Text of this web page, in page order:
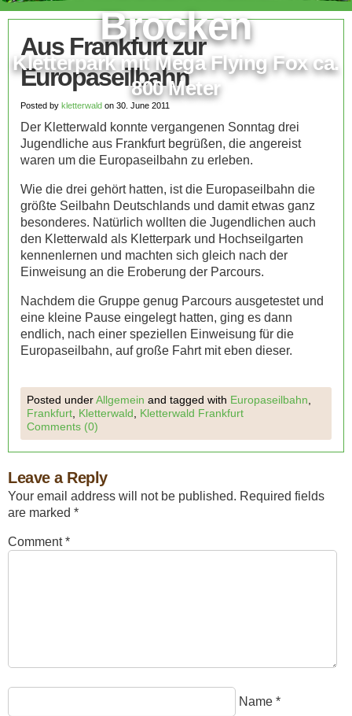
Brocken
Kletterpark mit Mega Flying Fox ca.
800 Meter
Aus Frankfurt zur
Europaseilbahn
Posted by kletterwald on 30. June 2011
Der Kletterwald konnte vergangenen Sonntag drei
Jugendliche aus Frankfurt begrüßen, die angereist
waren um die Europaseilbahn zu erleben.
Wie die drei gehört hatten, ist die Europaseilbahn die
größte Seilbahn Deutschlands und damit etwas ganz
besonderes. Natürlich wollten die Jugendlichen auch
den Kletterwald als Kletterpark und Hochseilgarten
kennenlernen und machten sich gleich nach der
Einweisung an die Eroberung der Parcours.
Nachdem die Gruppe genug Parcours ausgetestet und
eine kleine Pause eingelegt hatten, ging es dann
endlich, nach einer speziellen Einweisung für die
Europaseilbahn, auf große Fahrt mit eben dieser.
Posted underAllgemein and tagged with Europaseilbahn,
Frankfurt, Kletterwald, Kletterwald Frankfurt
Comments (0)
Leave a Reply
Your email address will not be published. Required fields
are marked *
Comment*
Name *